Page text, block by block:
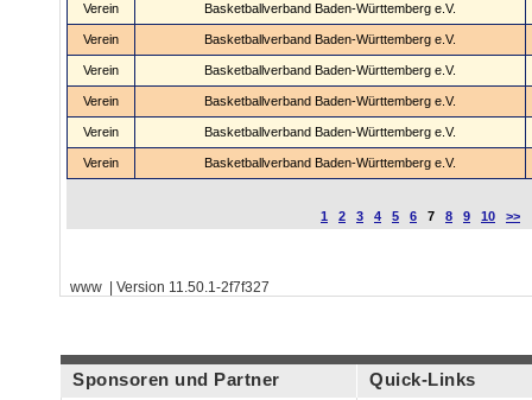
Verein Basketballverband Baden-Württemberg e.V.
Verein Basketballverband Baden-Württemberg e.V.
Verein Basketballverband Baden-Württemberg e.V.
Verein Basketballverband Baden-Württemberg e.V.
Verein Basketballverband Baden-Württemberg e.V.
Verein Basketballverband Baden-Württemberg e.V.
1 2 3 4 5 6 7 8 9 10 >>
www | Version 11.50.1-2f7f327
Sponsoren und Partner Quick-Links